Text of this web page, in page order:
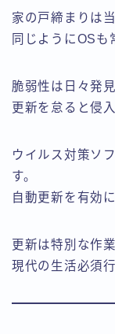
家の戸締まりは
同じようにOSも
脆弱性は日々発
更新を怠ると侵
ウイルス対策ソ
す。
自動更新を有効
更新は特別な作
現代の生活必須行